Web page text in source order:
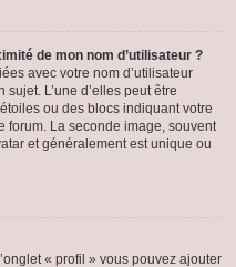
de mon nom d’utilisateur ?
avec votre nom d’utilisateur
L’une d’elles peut être
ou des blocs indiquant votre
forum. La seconde image, souvent
et généralement est unique ou
« profil » vous pouvez ajouter